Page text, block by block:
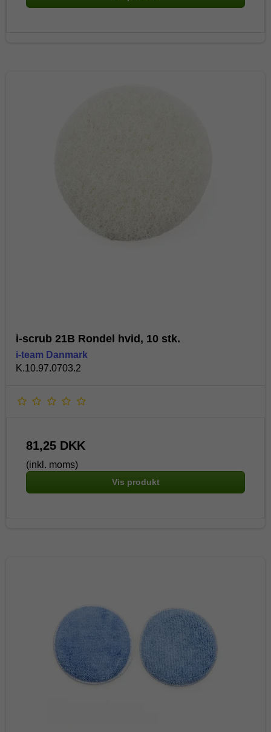
i-scrub 21B Rondel hvid, 10 stk.
i-team Danmark
K.10.97.0703.2
81,25 DKK
(inkl. moms)
Vis produkt